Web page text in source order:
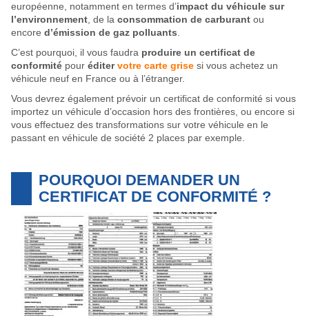
européenne, notamment en termes d’impact du véhicule sur
l’environnement , de la consommation de carburant ou
encore d’émission de gaz polluants
C’est pourquoi, il vous faudra produire un certificat de
conformité pour éditer votre carte grise si vous achetez un
véhicule neuf en France ou à l’étranger.
Vous devrez également prévoir un certificat de conformité si vous
importez un véhicule d’occasion hors des frontières, ou encore si
vous effectuez des transformations sur votre véhicule en le
passant en véhicule de société 2 places par exemple.
POURQUOI DEMANDER UN
CERTIFICAT DE CONFORMITÉ ?